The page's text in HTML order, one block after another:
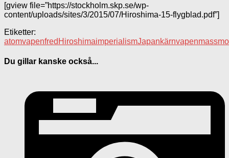
[gview file=”https://stockholm.skp.se/wp-
content/uploads/sites/3/2015/07/Hiroshima-15-flygblad.pdf”]
Etiketter:
atomvapenfred HiroshimaimperialismJapankärnvapen
Du gillar kanske också...